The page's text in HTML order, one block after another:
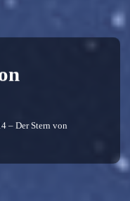
– Der Stern von